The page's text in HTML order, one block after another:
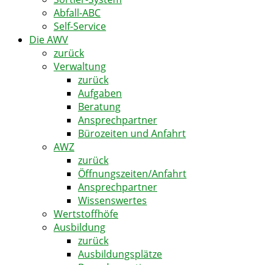
Abfall-ABC
Self-Service
Die AWV
zurück
Verwaltung
zurück
Aufgaben
Beratung
Ansprechpartner
Bürozeiten und Anfahrt
AWZ
zurück
Öffnungszeiten/Anfahrt
Ansprechpartner
Wissenswertes
Wertstoffhöfe
Ausbildung
zurück
Ausbildungsplätze